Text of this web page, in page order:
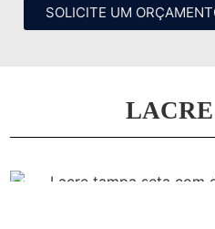
SOLICITE UM